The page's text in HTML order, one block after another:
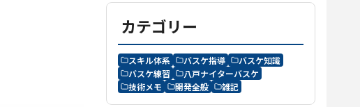
カテゴリー
スキル体系 バスケ指導
バスケ知識
バスケ練習
八戸ナイターバスケ
技術メモ
開発全般 雑記